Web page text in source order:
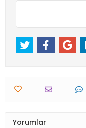
Yorumlar